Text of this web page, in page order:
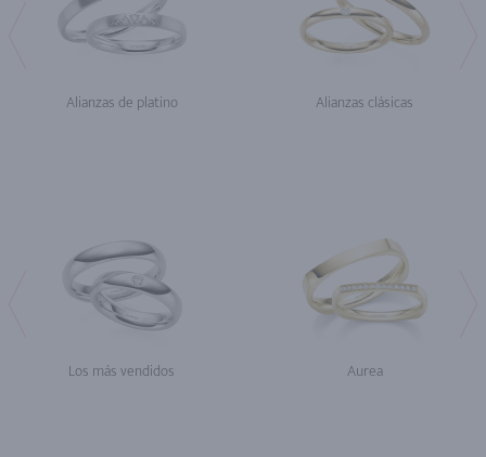
Alianzas de platino Alianzas clásicas
Los más vendidos Aurea